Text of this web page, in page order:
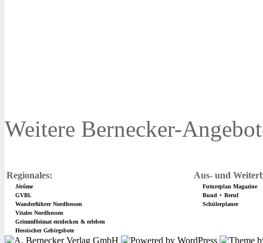
Weitere Bernecker-
Regionales: Aus- und
Jérôme
Futureplan Magazine
GVBl.
Bund + Beruf
Wanderführer Nordhessen
Schülerplaner
Vitales Nordhessen
GrimmHeimat entdecken & erleben
Hessischer Gebirgsbote